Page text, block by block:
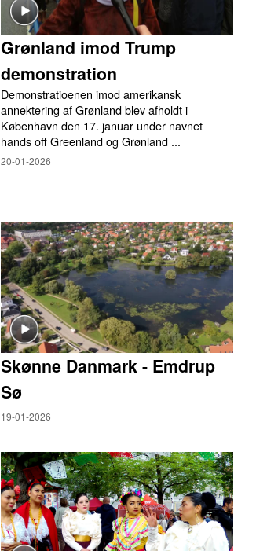
Grønland imod Trump
demonstration
Demonstratioenen imod amerikansk
annektering af Grønland blev afholdt i
København den 17. januar under navnet
hands off Greenland og Grønland ...
20-01-2026
Skønne Danmark - Emdrup
Sø
19-01-2026